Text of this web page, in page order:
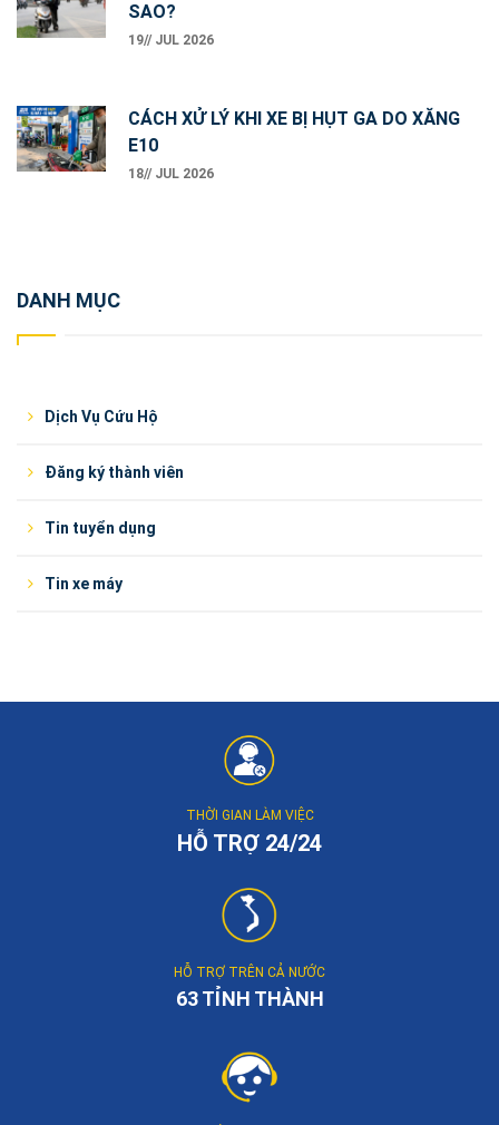
SAO?
19// JUL 2026
CÁCH XỬ LÝ KHI XE BỊ HỤT GA DO XĂNG
E10
18// JUL 2026
DANH MỤC
Dịch Vụ Cứu Hộ
Đăng ký thành viên
Tin tuyển dụng
Tin xe máy
THỜI GIAN LÀM VIỆC
HỖ TRỢ 24/24
HỖ TRỢ TRÊN CẢ NƯỚC
63 TỈNH THÀNH